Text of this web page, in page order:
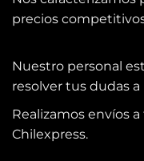
precios
Nuestro personal
resolver tus dudas
Realizamos envíos
Chilexpress.